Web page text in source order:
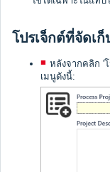
โปรเจ็กต์ที่จัดเ
หลังจากคลิก '
เมนูดังนี้: